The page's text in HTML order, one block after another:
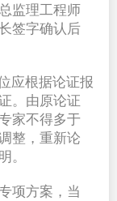
监理工程师
签字确认后
应根据论证报
。由原论证
家不得多于
整，重新论
。
项方案，当